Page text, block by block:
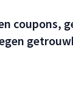
coupons,